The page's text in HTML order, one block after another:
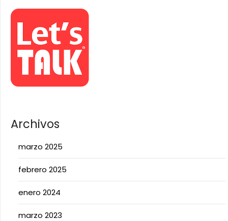
Archivos
marzo 2025
febrero 2025
enero 2024
marzo 2023